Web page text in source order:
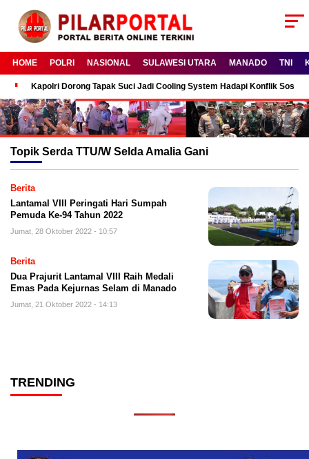
HOME POLRI NASIONAL SULAWESI UTARA MANADO TNI
Kapolri Dorong Tapak Suci Jadi Cooling System Hadapi Konflik Sosial
Topik Serda TTU/W Selda Amalia Gani
Berita
Lantamal VIII Peringati Hari Sumpah
Pemuda Ke-94 Tahun 2022
Jumat, 28 Oktober 2022 - 10:57
Berita
Dua Prajurit Lantamal VIII Raih Medali
Emas Pada Kejurnas Selam di Manado
Jumat, 21 Oktober 2022 - 14:13
TRENDING